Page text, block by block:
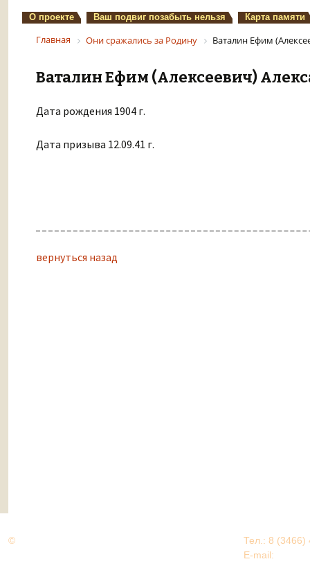
О проекте Ваш подвиг позабыть нельзя Карта памяти
Главная Они сражались за Родину Ваталин Ефим
Ваталин Ефим (Алексеевич)
Дата рождения 1904 г.
Дата призыва 12.09.41 г.
вернуться назад
©
Тел.: 8 (3466)
E-mail: